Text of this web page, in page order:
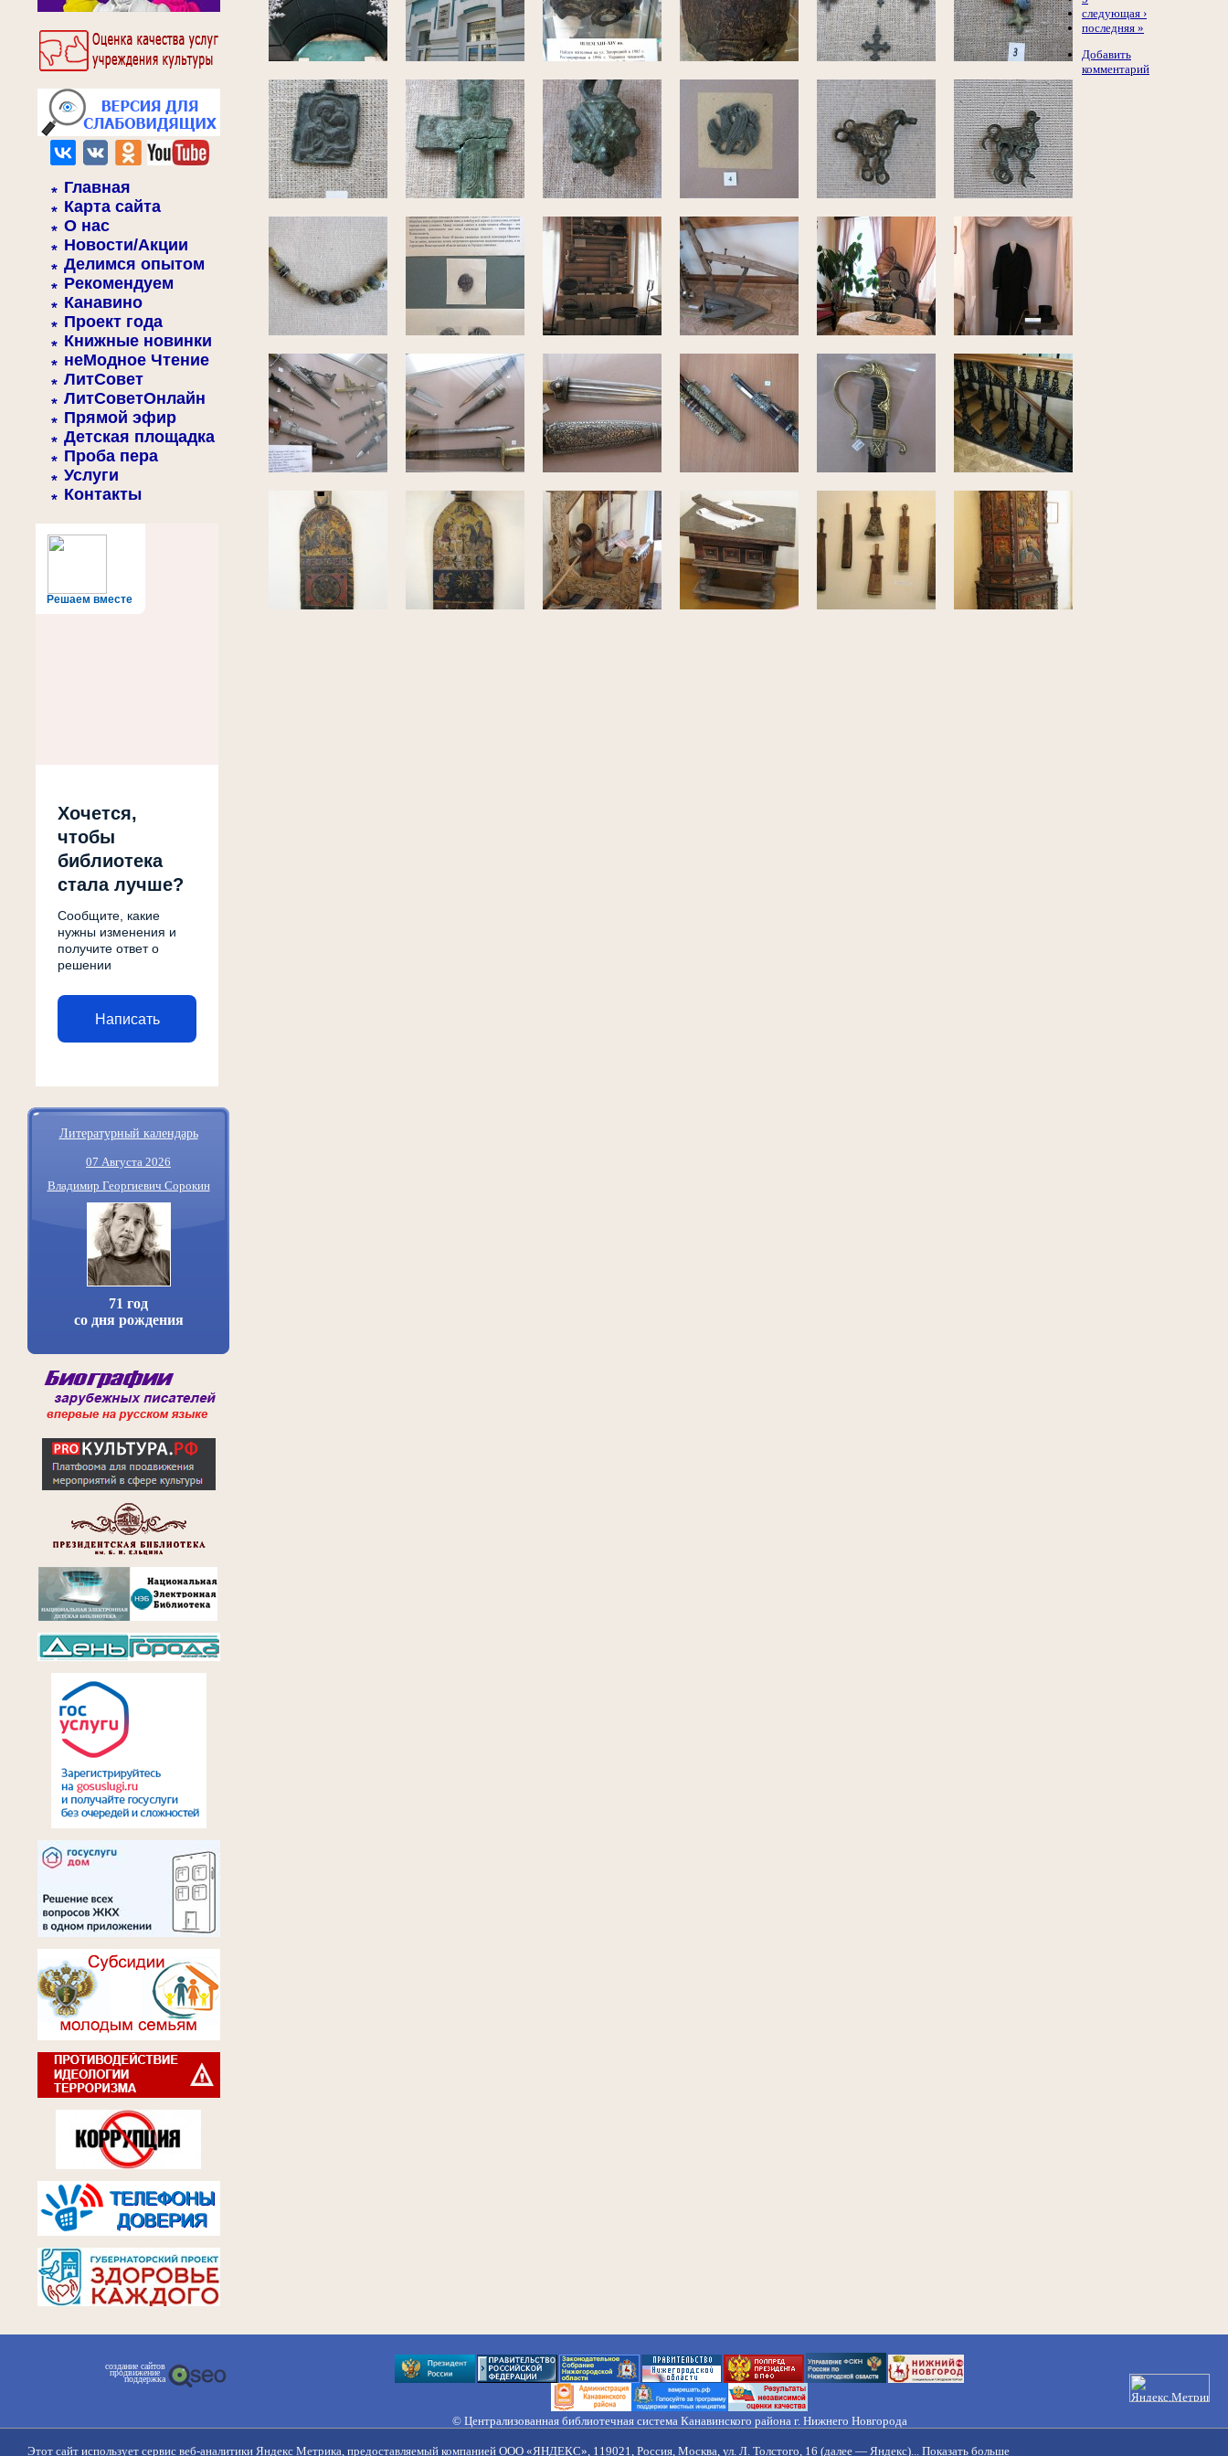
Главная
Карта сайта
О нас
Новости/Акции
Делимся опытом
Рекомендуем
Канавино
Проект года
Книжные новинки
неМодное Чтение
ЛитСовет
ЛитСоветОнлайн
Прямой эфир
Детская площадка
Проба пера
Услуги
Контакты
Решаем вместе
Хочется,
чтобы
библиотека
стала лучше?
Сообщите, какие
нужны изменения и
получите ответ о
решении
Написать
Литературный календарь
07 Августа 2026
Владимир Георгиевич Сорокин
71 год
со дня рождения
следующая ›
последняя »
Добавить
комментарий
создание сайтов
продвижение
поддержка
© Централизованная библиотечная система Канавинского района г. Нижнего Новгорода
Правила обработки персональных данных
Этот сайт использует сервис веб-аналитики Яндекс Метрика, предоставляемый компанией ООО «ЯНДЕКС», 119021, Россия, Москва, ул. Л. Толстого, 16 (далее — Яндекс)... Показать больше